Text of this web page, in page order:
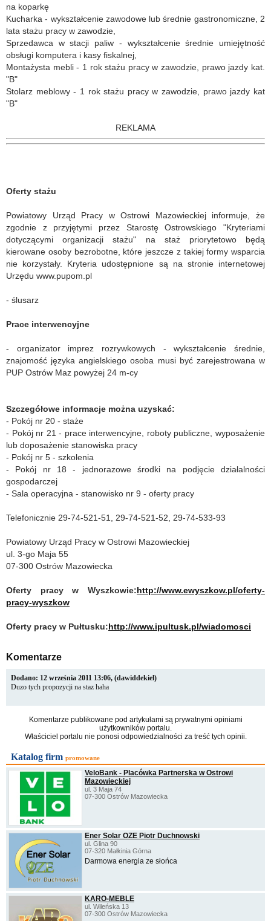
na koparkę
Kucharka - wykształcenie zawodowe lub średnie gastronomiczne, 2
lata stażu pracy w zawodzie,
Sprzedawca w stacji paliw - wykształcenie średnie umiejętność
obsługi komputera i kasy fiskalnej,
Montażysta mebli - 1 rok stażu pracy w zawodzie, prawo jazdy kat.
"B"
Stolarz meblowy - 1 rok stażu pracy w zawodzie, prawo jazdy kat
"B"
REKLAMA
Oferty stażu
Powiatowy Urząd Pracy w Ostrowi Mazowieckiej informuje, że
zgodnie z przyjętymi przez Starostę Ostrowskiego "Kryteriami
dotyczącymi organizacji stażu" na staż priorytetowo będą
kierowane osoby bezrobotne, które jeszcze z takiej formy wsparcia
nie korzystały. Kryteria udostępnione są na stronie internetowej
Urzędu www.pupom.pl
- ślusarz
Prace interwencyjne
- organizator imprez rozrywkowych - wykształcenie średnie,
znajomość języka angielskiego osoba musi być zarejestrowana w
PUP Ostrów Maz powyżej 24 m-cy
Szczegółowe informacje można uzyskać:
- Pokój nr 20 - staże
- Pokój nr 21 - prace interwencyjne, roboty publiczne, wyposażenie
lub doposażenie stanowiska pracy
- Pokój nr 5 - szkolenia
- Pokój nr 18 - jednorazowe środki na podjęcie działalności
gospodarczej
- Sala operacyjna - stanowisko nr 9 - oferty pracy
Telefonicznie 29-74-521-51, 29-74-521-52, 29-74-533-93
Powiatowy Urząd Pracy w Ostrowi Mazowieckiej
ul. 3-go Maja 55
07-300 Ostrów Mazowiecka
Oferty pracy w Wyszkowie:http://www.ewyszkow.pl/oferty-
pracy-wyszkow
Oferty pracy w Pułtusku:http://www.ipultusk.pl/wiadomosci
Komentarze
Dodano: 12 września 2011 13:06, (dawiddekiel)
Duzo tych propozycji na staz haha
Komentarze publikowane pod artykułami są prywatnymi opiniami
użytkowników portalu.
Właściciel portalu nie ponosi odpowiedzialności za treść tych opinii.
Katalog firm promowane
VeloBank - Placówka Partnerska w Ostrowi
Mazowieckiej
ul. 3 Maja 74
07-300 Ostrów Mazowiecka
Ener Solar OZE Piotr Duchnowski
ul. Glina 90
07-320 Małkinia Górna
Darmowa energia ze słońca
KARO-MEBLE
ul. Wileńska 13
07-300 Ostrów Mazowiecka